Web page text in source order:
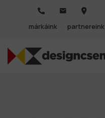
márkáink
partnereink